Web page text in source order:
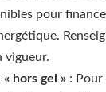
pour
vigueur.
hors gel » : Pour